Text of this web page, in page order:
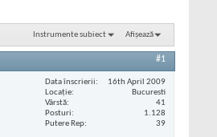
Instrumente subiect Afișează
#1
Data înscrierii
16th April 2009
Locaţie
Bucuresti
Vârstă
41
Posturi
1.128
Putere Rep
39